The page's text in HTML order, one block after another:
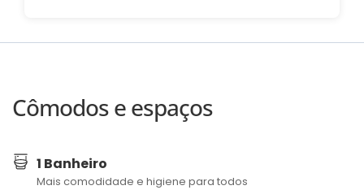
Cômodos e espaços
1 Banheiro
Mais comodidade e higiene para todos